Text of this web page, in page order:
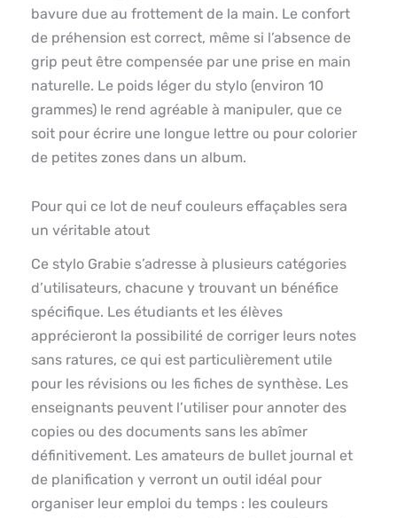
bavure due au frottement de la main. Le confort
de préhension est correct, même si l’absence de
grip peut être compensée par une prise en main
naturelle. Le poids léger du stylo (environ 10
grammes) le rend agréable à manipuler, que ce
soit pour écrire une longue lettre ou pour colorier
de petites zones dans un album.
Pour qui ce lot de neuf couleurs effaçables sera
un véritable atout
Ce stylo Grabie s’adresse à plusieurs catégories
d’utilisateurs, chacune y trouvant un bénéfice
spécifique. Les étudiants et les élèves
apprécieront la possibilité de corriger leurs notes
sans ratures, ce qui est particulièrement utile
pour les révisions ou les fiches de synthèse. Les
enseignants peuvent l’utiliser pour annoter des
copies ou des documents sans les abîmer
définitivement. Les amateurs de bullet journal et
de planification y verront un outil idéal pour
organiser leur emploi du temps : les couleurs